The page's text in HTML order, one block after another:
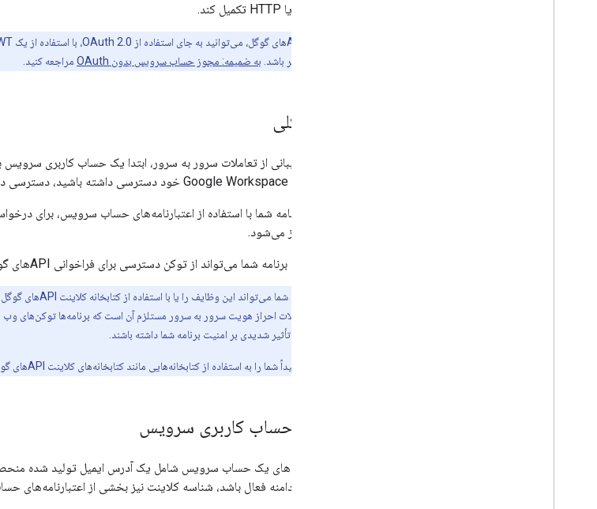
می‌شود) یا HTTP تکمیل کند.
شبکه برای شما مؤثر باشد. به ضمیمه: مجوز حساب سرویس بدون OAuth مراجعه کنید.
نمای کلی
در نهایت، برنامه شما می‌تواند از توکن دسترسی برای فراخوانی APIهای گوگل استفاده کند.
شوند که می‌توانند تأثیر شدیدی بر امنیت برنامه شما داشته باشند.
به همین دلیل، ما اکیداً شما را به استفاده از کتابخانه‌هایی مانند کتابخانه‌های کلاینت APIهای گوگل که رمزنگاری را از کد برنامه شما جدا می‌کنند، تشویق می‌کنیم.
ایجاد حساب کاربری سرویس
اعتبارنامه‌های یک حساب سرویس شامل یک آدرس ایمیل تولید شده
در سطح دامنه فعال باشد، شناسه کلاینت نیز بخشی از اعتبارنامه‌های